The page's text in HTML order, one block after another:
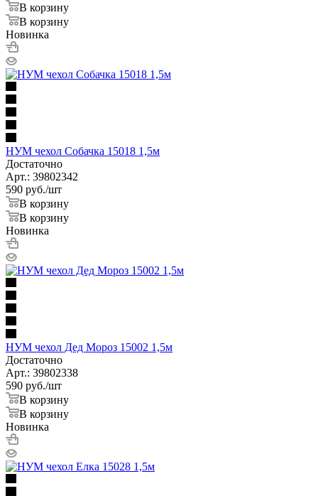
В корзину
В корзину
Новинка
НУМ чехол Собачка 15018 1,5м
Достаточно
Арт.: 39802342
590 руб./шт
В корзину
В корзину
Новинка
НУМ чехол Дед Мороз 15002 1,5м
Достаточно
Арт.: 39802338
590 руб./шт
В корзину
В корзину
Новинка